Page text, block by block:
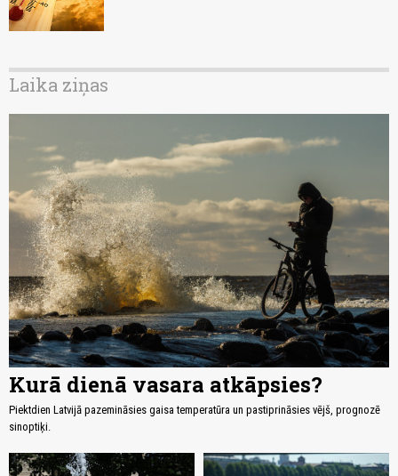
Laika ziņas
Kurā dienā vasara atkāpsies?
Piektdien Latvijā pazemināsies gaisa temperatūra un pastiprināsies vējš, prognozē
sinoptiķi.